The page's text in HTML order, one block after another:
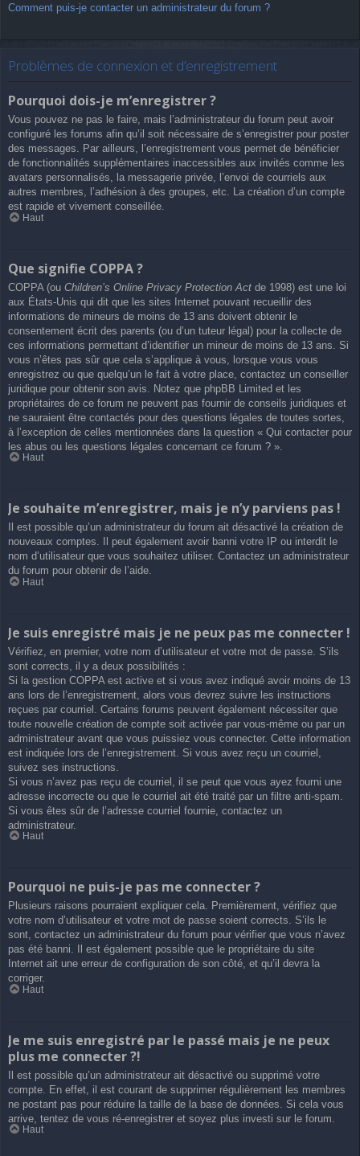
Comment puis-je contacter un administrateur du forum ?
Problèmes de connexion et d’enregistrement
Pourquoi dois-je m’enregistrer ?
Vous pouvez ne pas le faire, mais l’administrateur du forum peut avoir
configuré les forums afin qu’il soit nécessaire de s’enregistrer pour poster
des messages. Par ailleurs, l’enregistrement vous permet de bénéficier
de fonctionnalités supplémentaires inaccessibles aux invités comme les
avatars personnalisés, la messagerie privée, l’envoi de courriels aux
autres membres, l’adhésion à des groupes, etc. La création d’un compte
est rapide et vivement conseillée.
Haut
Que signifie COPPA ?
COPPA (ou Children’s Online Privacy Protection Act de 1998) est une loi
aux États-Unis qui dit que les sites Internet pouvant recueillir des
informations de mineurs de moins de 13 ans doivent obtenir le
consentement écrit des parents (ou d’un tuteur légal) pour la collecte de
ces informations permettant d’identifier un mineur de moins de 13 ans. Si
vous n’êtes pas sûr que cela s’applique à vous, lorsque vous vous
enregistrez ou que quelqu’un le fait à votre place, contactez un conseiller
juridique pour obtenir son avis. Notez que phpBB Limited et les
propriétaires de ce forum ne peuvent pas fournir de conseils juridiques et
ne sauraient être contactés pour des questions légales de toutes sortes,
à l’exception de celles mentionnées dans la question « Qui contacter pour
les abus ou les questions légales concernant ce forum ? ».
Haut
Je souhaite m’enregistrer, mais je n’y parviens pas !
Il est possible qu’un administrateur du forum ait désactivé la création de
nouveaux comptes. Il peut également avoir banni votre IP ou interdit le
nom d’utilisateur que vous souhaitez utiliser. Contactez un administrateur
du forum pour obtenir de l’aide.
Haut
Je suis enregistré mais je ne peux pas me connecter !
Vérifiez, en premier, votre nom d’utilisateur et votre mot de passe. S’ils
sont corrects, il y a deux possibilités :
Si la gestion COPPA est active et si vous avez indiqué avoir moins de 13
ans lors de l’enregistrement, alors vous devrez suivre les instructions
reçues par courriel. Certains forums peuvent également nécessiter que
toute nouvelle création de compte soit activée par vous-même ou par un
administrateur avant que vous puissiez vous connecter. Cette information
est indiquée lors de l’enregistrement. Si vous avez reçu un courriel,
suivez ses instructions.
Si vous n’avez pas reçu de courriel, il se peut que vous ayez fourni une
adresse incorrecte ou que le courriel ait été traité par un filtre anti-spam.
Si vous êtes sûr de l’adresse courriel fournie, contactez un
administrateur.
Haut
Pourquoi ne puis-je pas me connecter ?
Plusieurs raisons pourraient expliquer cela. Premièrement, vérifiez que
votre nom d’utilisateur et votre mot de passe soient corrects. S’ils le
sont, contactez un administrateur du forum pour vérifier que vous n’avez
pas été banni. Il est également possible que le propriétaire du site
Internet ait une erreur de configuration de son côté, et qu’il devra la
corriger.
Haut
Je me suis enregistré par le passé mais je ne peux
plus me connecter ?!
Il est possible qu’un administrateur ait désactivé ou supprimé votre
compte. En effet, il est courant de supprimer régulièrement les membres
ne postant pas pour réduire la taille de la base de données. Si cela vous
arrive, tentez de vous ré-enregistrer et soyez plus investi sur le forum.
Haut